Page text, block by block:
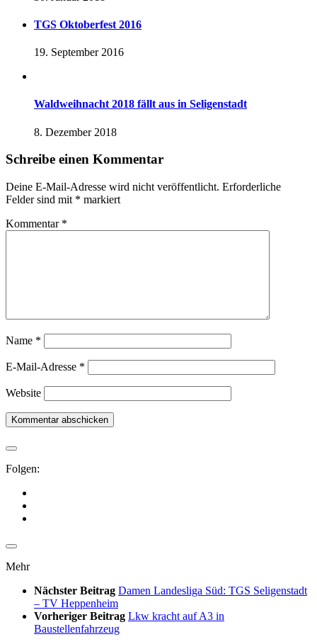
TGS Oktoberfest 2016
19. September 2016
Waldweihnacht 2018 fällt aus in Seligenstadt
8. Dezember 2018
Schreibe einen Kommentar
Deine E-Mail-Adresse wird nicht veröffentlicht. Erforderliche
Felder sind mit * markiert
Kommentar *
Name *
E-Mail-Adresse *
Website
Folgen:
Mehr
Nächster Beitrag Damen Landesliga Süd: TGS Seligenstadt
– TV Heppenheim
Vorheriger Beitrag Lkw kracht auf A3 in
Baustellenfahrzeug